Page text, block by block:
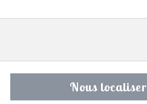
Nous localiser